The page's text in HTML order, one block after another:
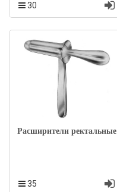
30
Расширители ректальные
35